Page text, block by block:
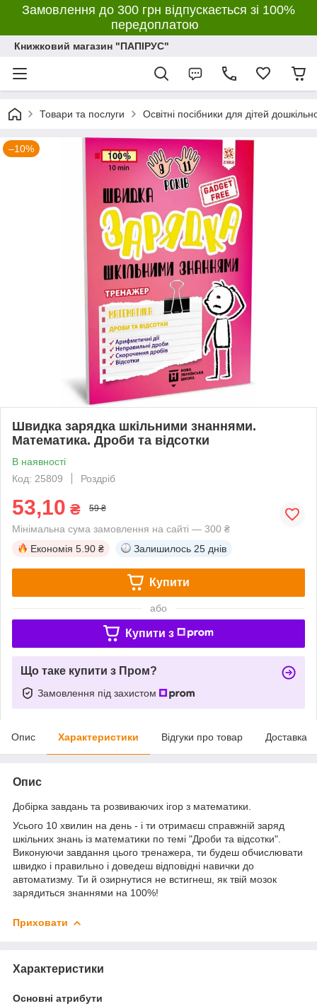
Замовлення до 300 грн відпускається зі 100%
передоплатою
Книжковий магазин "ПАПІРУС"
Товари та послуги Освітні посібники для дітей
–10%
Швидка зарядка шкільними знаннями.
Математика. Дроби та відсотки
В наявності
Код: 25809
Роздріб
53,10 ₴ 59 ₴
Мінімальна сума замовлення на сайті — 300 ₴
Економія 5.90 ₴ Залишилось 25 днів
Купити
або
Купити з
Що таке купити з Пром?
Замовлення під захистом
Опис Характеристики Відгуки про товар Доставка
Опис
Добірка завдань та розвиваючих ігор з математики.
Усього 10 хвилин на день - і ти отримаєш справжній заряд
шкільних знань із математики по темі "Дроби та відсотки".
Виконуючи завдання цього тренажера, ти будеш обчислювати
швидко і правильно і доведеш відповідні навички до
автоматизму. Ти й озирнутися не встигнеш, як твій мозок
зарядиться знаннями на 100%!
Приховати
Характеристики
Основні атрибути